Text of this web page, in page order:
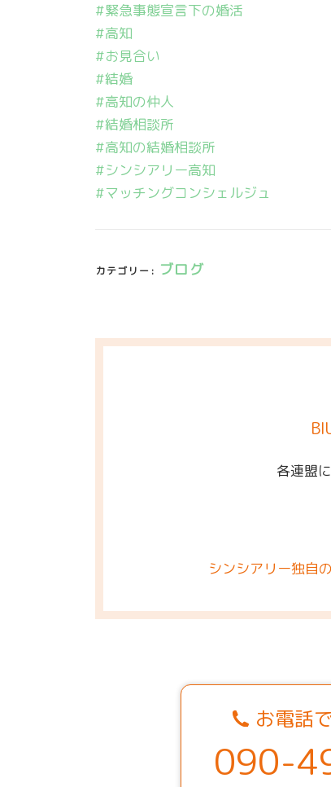
#緊急事態宣言下の婚活
#高知
#お見合い
#結婚
#高知の仲人
#結婚相談所
#高知の結婚相談所
#シンシアリー高知
#マッチングコンシェルジュ
カテゴリー: ブログ
各連盟
シンシアリー独自
お電話
090-